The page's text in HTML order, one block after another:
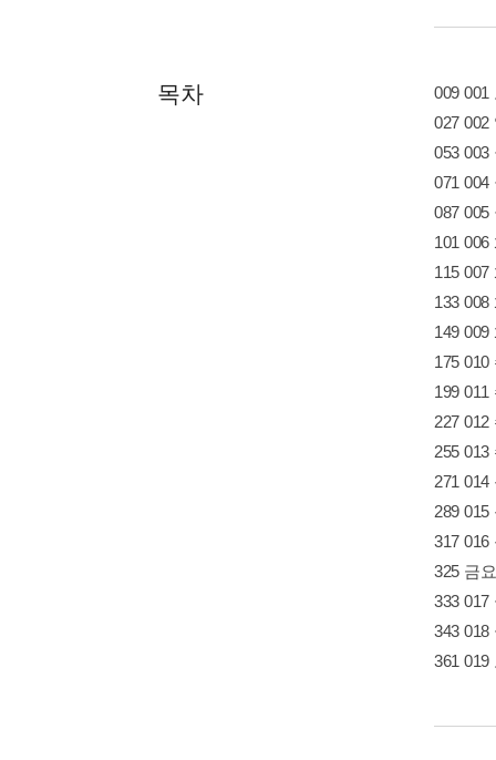
목차
009 001
027 002
053 003
071 004
087 005
101 006
115 007
133
149 009
175 010
199 011
227 012
255 013
271 014
289 015
317 016
325 금
333 017
343 018
361 019